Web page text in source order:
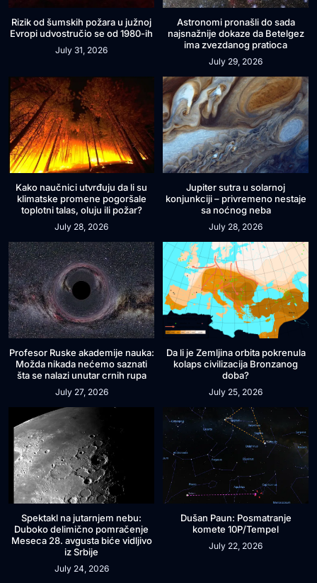
Rizik od šumskih požara u južnoj
Evropi udvostručio se od 1980-ih
July 31, 2026
Astronomi pronašli do sada
najsnažnije dokaze da Betelgez
ima zvezdanog pratioca
July 29, 2026
Kako naučnici utvrđuju da li su
klimatske promene pogoršale
toplotni talas, oluju ili požar?
July 28, 2026
Jupiter sutra u solarnoj
konjunkciji – privremeno nestaje
sa noćnog neba
July 28, 2026
Profesor Ruske akademije nauka:
Možda nikada nećemo saznati
šta se nalazi unutar crnih rupa
July 27, 2026
Da li je Zemljina orbita pokrenula
kolaps civilizacija Bronzanog
doba?
July 25, 2026
Spektakl na jutarnjem nebu:
Duboko delimično pomračenje
Meseca 28. avgusta biće vidljivo
iz Srbije
July 24, 2026
Dušan Paun: Posmatranje
komete 10P/Tempel
July 22, 2026